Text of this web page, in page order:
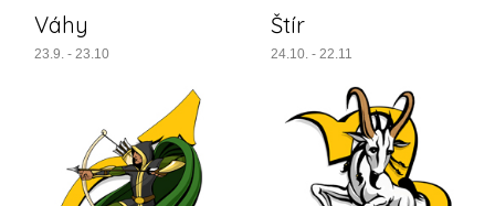
Váhy
23.9. - 23.10
Štír
24.10. - 22.11